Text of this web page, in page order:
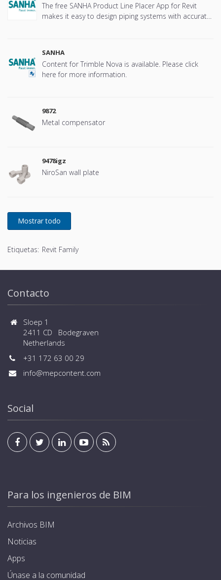
The free SANHA Product Line Placer App for Revit
makes it easy to design piping systems with accurate
SANHA
Content for Trimble Nova is available. Please click
here for more information.
9872
Metal compensator
9478igz
NiroSan wall plate
Etiquetas: Revit Family
Contacto
Sloep 1
2411 CD Bodegraven
Netherlands
+31 172 63 00 29
info@mepcontent.com
Social
Para los ingenieros de BIM
Archivos BIM
Noticias
Apps
Únase a la comunidad